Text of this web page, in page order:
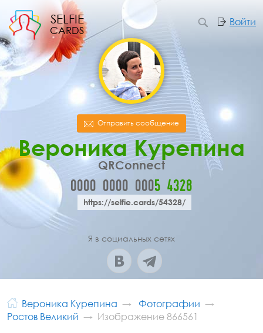
SELFIE
CARDS
Войти
Отправить сообщение
Вероника Курепина
QRConnect
0000 0000 0005 4328
https://selfie.cards/54328/
Я в социальных сетях
Вероника Курепина
Фотографии
Ростов Великий
Изображение 866561